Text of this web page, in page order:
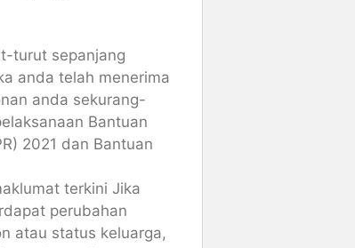
turut sepanjang
anda telah menerima
anda sekurang-
Bantuan
2021 dan Bantuan
terkini Jika
perubahan
atau status keluarga,